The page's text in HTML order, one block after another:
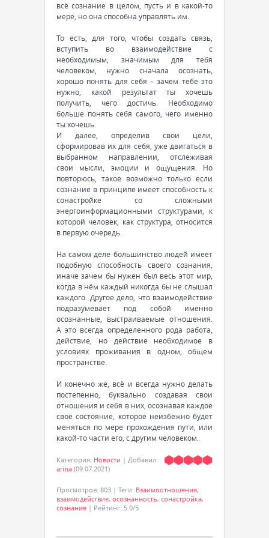
всё сознание в целом, пусть и в какой-то
мере, но она способна управлять им.
То есть, для того, чтобы создать связь,
вступить во взаимодействие с
необходимым, значимым для тебя
человеком, нужно сначала осознать,
хорошо понять для себя – зачем тебе это
нужно, какой результат ты хочешь
получить, чего достичь. Необходимо
больше понять себя самого, чего именно
ты хочешь.
И далее, определив свои цели,
сформировав их для себя, уже двигаться в
выбранном направлении, отслеживая
свои мысли, эмоции и ощущения. Но
повторюсь, такое возможно только если
сознание в принципе имеет способность к
сонастройке со сложными
энергоинформационными структурами, к
которой человек, как структура, относится
в первую очередь.
На самом деле большинство людей имеет
подобную способность своего сознания,
иначе зачем бы нужен был весь этот мир,
когда в нём каждый никогда бы не слышал
каждого. Другое дело, что взаимодействие
подразумевает под собой именно
осознанные, выстраиваемые отношения.
А это всегда определенного рода работа,
действие, но действие необходимое в
условиях проживания в одном, общем
пространстве.
И конечно же, всё и всегда нужно делать
постепенно, буквально создавая свои
отношения и себя в них, осознавая каждое
своё состояние, которое неизбежно будет
меняться по мере прохождения пути, или
какой-то части его, с другим человеком.
Категория: Новости | Добавил:
arina (09.07.2021)
Просмотров: 803 | Теги: Взаимоотношения,
взаимодействие, осознанность, сонастройка,
сознание | Рейтинг: 5.0/5